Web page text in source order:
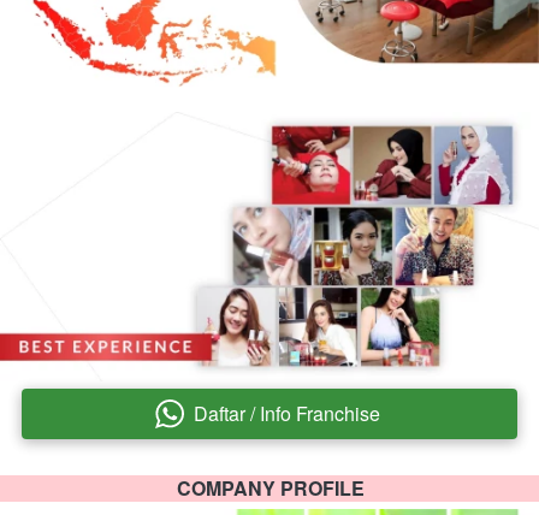
` Daftar / Info Franchise
COMPANY PROFILE